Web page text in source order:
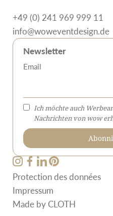
+49 (0) 241 969 999 11
info@woweventdesign.de
Newsletter
Email
Ich möchte auch
Nachrichten von wow
Protection des données
Impressum
Made byCLOTH